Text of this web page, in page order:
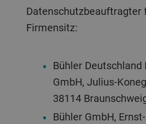
Datenschutzbeauftragter für den
Firmensitz:
Bühler Deutschland
GmbH, Julius-
38114
Bühler GmbH,